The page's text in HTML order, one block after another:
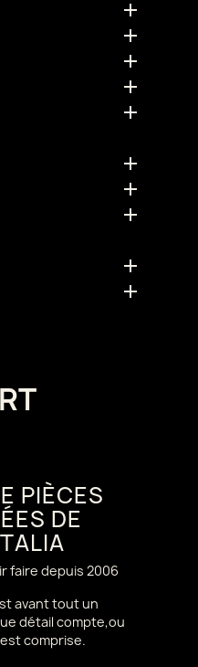










PIÈCES
DE
faire depuis 2006
avant tout un
détail compte,ou
comprise.